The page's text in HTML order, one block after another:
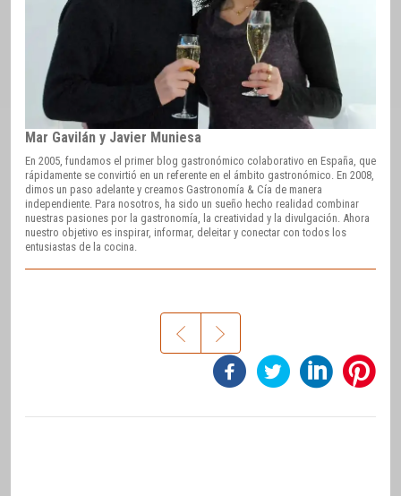
Mar Gavilán y Javier Muniesa
En 2005, fundamos el primer blog gastronómico colaborativo en España, que
rápidamente se convirtió en un referente en el ámbito gastronómico. En 2008,
dimos un paso adelante y creamos Gastronomía & Cía de manera
independiente. Para nosotros, ha sido un sueño hecho realidad combinar
nuestras pasiones por la gastronomía, la creatividad y la divulgación. Ahora
nuestro objetivo es inspirar, informar, deleitar y conectar con todos los
entusiastas de la cocina.